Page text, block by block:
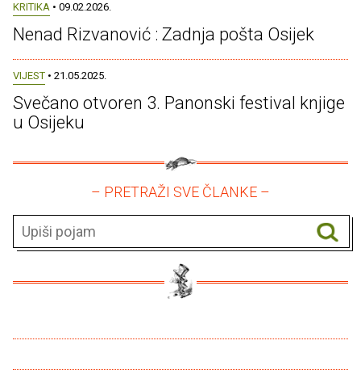
KRITIKA • 09.02.2026.
Nenad Rizvanović : Zadnja pošta Osijek
VIJEST • 21.05.2025.
Svečano otvoren 3. Panonski festival knjige
u Osijeku
– PRETRAŽI SVE ČLANKE –